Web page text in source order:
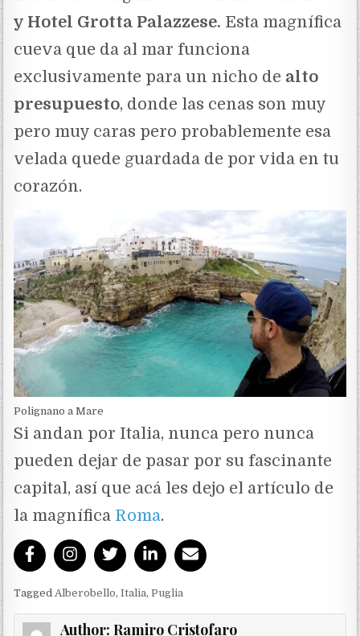
y Hotel Grotta Palazzese. Esta magnífica
cueva que da al mar funciona
exclusivamente para un nicho de alto
presupuesto, donde las cenas son muy
pero muy caras pero probablemente esa
velada quede guardada de por vida en tu
corazón.
Polignano a Mare
Si andan por Italia, nunca pero nunca
pueden dejar de pasar por su fascinante
capital, así que acá les dejo el artículo de
la magnífica Roma.
TaggedAlberobello,Italia,Puglia
Author:Ramiro Cristofaro